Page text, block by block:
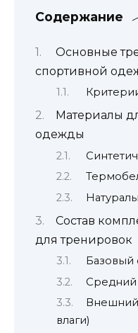
Содержание
Основные
спортивной
Материалы
одежды
Состав
для тренировок
Базовый
Средний
Внешний
влаги)